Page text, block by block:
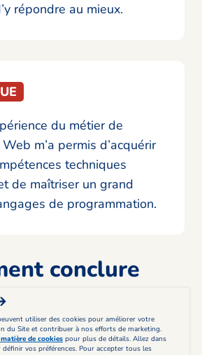
répondre au mieux.
du métier de
m’a permis d’acquérir
techniques
de maîtriser un grand
de programmation.
conclure
?
votre argumentaire doit être
avec votre futur
utiliser des cookies pour améliorer votre
du Site et contribuer à nos efforts de marketing.
de cookies pour plus de détails. Allez dans
définir vos préférences. Pour accepter tous les